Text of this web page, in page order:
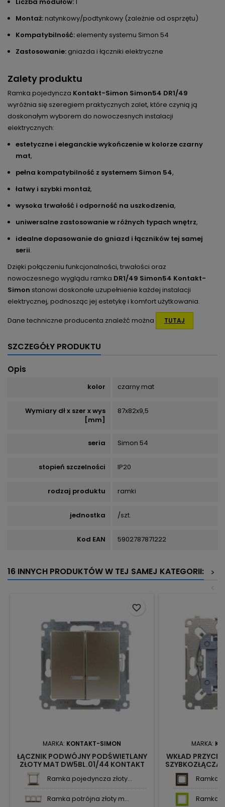
Montaż:natynkowy/podtynkowy (zależnie od osprzętu)
Kompatybilność: elementy systemu Simon 54
Zastosowanie: gniazda i łączniki elektryczne
Zalety produktu
Ramka pojedyncza Kontakt-Simon Simon54 DR1/49
wyróżnia się szeregiem praktycznych zalet, które czynią ją
doskonałym wyborem do nowoczesnych instalacji
elektrycznych:
estetyczne i eleganckie wykończenie w kolorze czarny
mat,
pełna kompatybilność z systemem Simon 54,
łatwy i szybki montaż,
wysoka trwałość i odporność na uszkodzenia,
uniwersalne zastosowanie w różnych typach wnętrz,
idealne dopasowanie do gniazd i łączników tej samej
serii.
Dzięki połączeniu funkcjonalności, trwałości oraz
nowoczesnego wyglądu ramka DR1/49 Simon54 Kontakt-
Simon stanowi doskonałe uzupełnienie każdej instalacji
elektrycznej, podnosząc jej estetykę i komfort użytkowania.
Dane techniczne producenta znaleźć można
TUTAJ
SZCZEGÓŁY PRODUKTU
Opis
kolor czarny mat
Wymiary dł x szer x wys
[mm]
87x82x9,5
seria Simon 54
stopień szczelności IP20
rodzaj produktu ramki
jednostka /szt.
Kod EAN 5902787871222
16 INNYCH PRODUKTÓW W TEJ SAMEJ KATEGORII:
>
<
MARKA: KONTAKT-SIMON
ŁĄCZNIK PODWÓJNY PODŚWIETLANY
ZŁOTY MAT DW5BL.01/44 KONTAKT
Ramka pojedyncza złoty...
Ramka potrójna złoty m...
favorite_border
MARKA:
WKŁAD
Ramka
Ramka